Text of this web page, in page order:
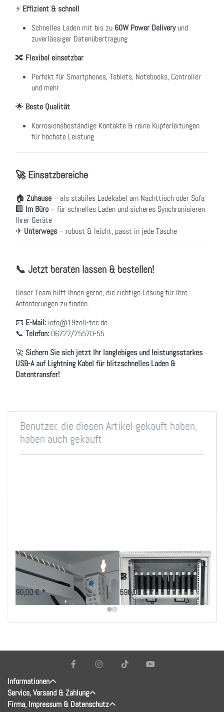
⚡ Effizient & schnell
Schnelles Laden mit bis zu 60W Power Deliveryund
zuverlässiger Datenübertragung
🔀 Flexibel einsetzbar
Perfekt für Smartphones, Tablets, Notebooks, Controller
und mehr
🌟 Beste Qualität
Korrosionsbeständige Kontakte & reine Kupferleitungen
für höchste Leistung
🚀 Einsatzbereiche
🏠 Zuhause– als stabiles Ladekabel am Nachttisch oder Sofa
🏢 Im Büro– für schnelles Laden und sicheres Synchronisieren
Ihrer Geräte
✈ Unterwegs– robust & leicht, passt in jede Tasche
📞 Jetzt beraten lassen & bestellen!
Unser Team hilft Ihnen gerne, die richtige Lösung für Ihre
Anforderungen zu finden.
📧 E-Mail: info@19zoll-tec.de
📞 Telefon: 06727/75570-55
🚀 Sichern Sie sich jetzt Ihr langlebiges und leistungsstarkes
USB-A auf Lightning Kabel für blitzschnelles Laden &
Datentransfer!
Benutzer, die diesen Artikel gekauft haben,
haben auch gekauft
Gegen Wärmestau
im Tablet-Schrank
90,00 € *
Tablet Schrank für
30 Tablets
590,00 € *
Informationen
Service, Versand & Zahlung
Firma, Impressum & Datenschutz